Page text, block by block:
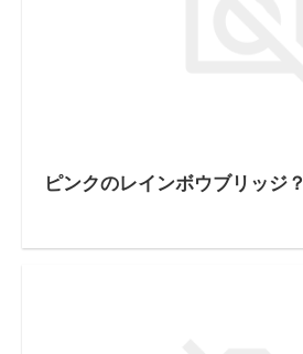
ピンクのレインボウブリッジ？